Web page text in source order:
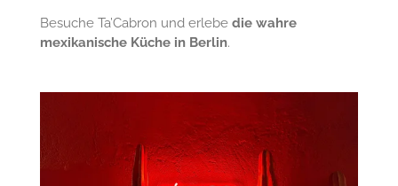
Besuche Ta’Cabron und erlebe die wahre
mexikanische Küche in Berlin.